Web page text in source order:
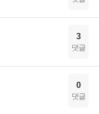
3
댓글
0
댓글